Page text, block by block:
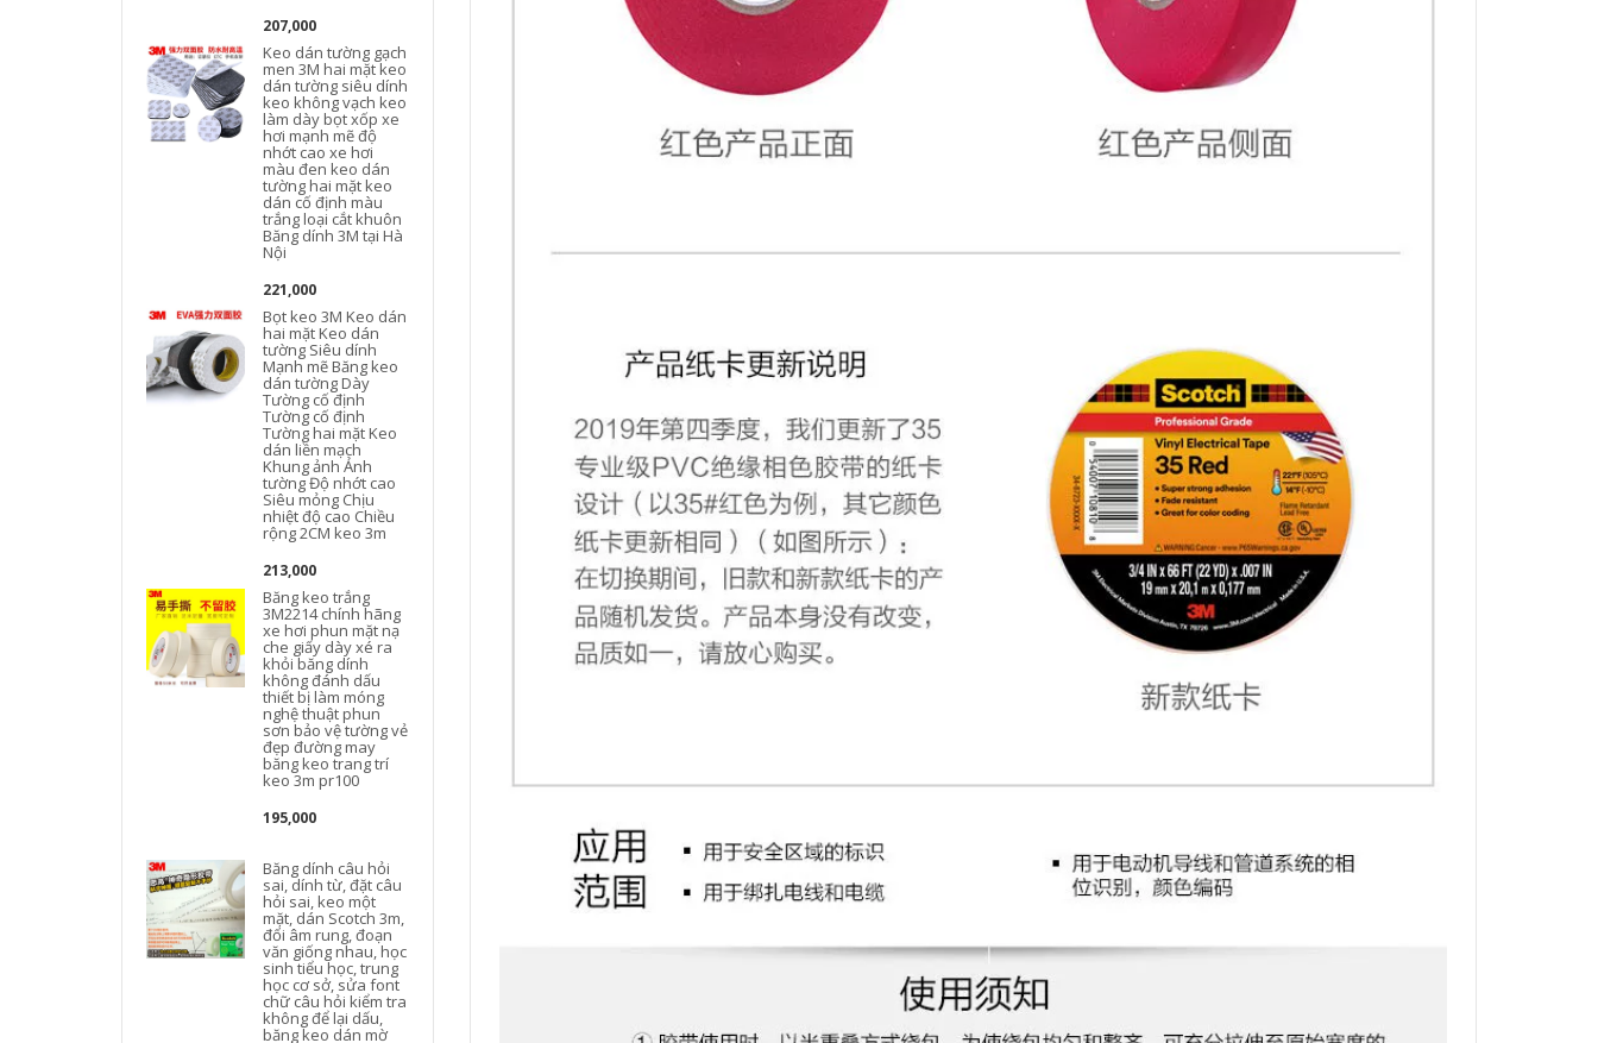
207,000
Keo dán tường gạch
men 3M hai mặt keo
dán tường siêu dính
keo không vạch keo
làm dày bọt xốp xe
hơi mạnh mẽ độ
nhớt cao xe hơi
màu đen keo dán
tường hai mặt keo
dán cố định màu
trắng loại cắt khuôn
Băng dính 3M tại Hà
Nội
221,000
Bọt keo 3M Keo dán
hai mặt Keo dán
tường Siêu dính
Mạnh mẽ Băng keo
dán tường Dày
Tường cố định
Tường cố định
Tường hai mặt Keo
dán liền mạch
Khung ảnh Ảnh
tường Độ nhớt cao
Siêu mỏng Chịu
nhiệt độ cao Chiều
rộng 2CM keo 3m
213,000
Băng keo trắng
3M2214 chính hãng
xe hơi phun mặt nạ
che giấy dày xé ra
khỏi băng dính
không đánh dấu
thiết bị làm móng
nghệ thuật phun
sơn bảo vệ tường vẻ
đẹp đường may
băng keo trang trí
keo 3m pr100
195,000
Băng dính câu hỏi
sai, dính từ, đặt câu
hỏi sai, keo một
mặt, dán Scotch 3m,
đổi âm rung, đoạn
văn giống nhau, học
sinh tiểu học, trung
học cơ sở, sửa font
chữ câu hỏi kiểm tra
không để lại dấu,
băng keo dán mờ
Băng keo dán sàn
mặt đất Cảnh báo lõi
Băng cảnh báo cảnh
223,000
vết, độ nhớt cao,
không vạch, băng
keo hai mặt dùng
băng keo hai mặt
chịu nhiệt cao và
siêu dính, khổ
1235cm * Dài 50 mét
keo dán 3m
Băng keo hai mặt
xốp 3M dán tường
cố định khung ảnh
có độ nhớt cao keo
dán tường không
vết keo dày xốp
siêu dính văn
phòng quảng cáo
219,000
trang trí xe hơi búp
bê đặc biệt bọt biển
mạnh mẽ keo dán
tường cố định
không dấu vết Băng
keo dày mạnh mẽ
Keo dán hai mặt
xốp 3M1600T keo
dính mạnh mẽ hai
mặt khung ảnh ổ
tường cố định
không cần đinh và
dính 3m 1 mặt
xe Velcro có độ
nhớt cao với màn
che gia dụng, tấm
sáng xe hơi, khóa
cửa, băng dính tự
dính, băng keo tự
dính, băng keo tự
dính keo dán sắt 3m
220,000
Băng keo đen 3M
keo dán hai mặt
EVA cửa và cửa sổ
chống va đập, niêm
phong ống sưởi
điều hòa không khí
Dải dán cách nhiệt
khoản